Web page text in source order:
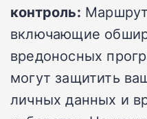
контроль:
включающие
вредоносных
могут защитить
личных данных и